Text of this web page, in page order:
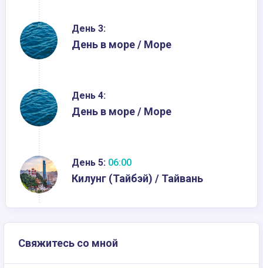
День 3:
День в море / Море
День 4:
День в море / Море
День 5: 06:00
Килунг (Тайбэй) / Тайвань
Свяжитесь со мной